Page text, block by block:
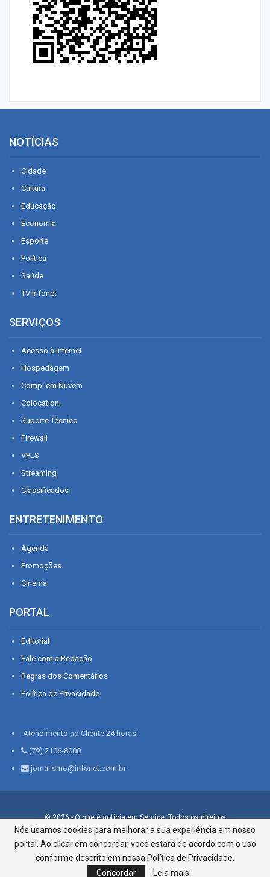
NOTÍCIAS
Cidade
Cultura
Educação
Economia
Esporte
Política
Saúde
TV Infonet
SERVIÇOS
Acesso à Internet
Hospedagem
Comp. em Nuvem
Colocation
Suporte Técnico
Firewall
VPLS
Streaming
Classificados
ENTRETENIMENTO
Agenda
Promoções
Cinema
PORTAL
Editorial
Fale com a Redação
Regras dos Comentários
Política de Privacidade
Atendimento ao Cliente 24 horas:
(79) 2106-8000
jornalismo@infonet.com.br
© 2026 - O que é notícia em Sergipe. Todos os direitos
reservados.
Infonet - Rua Monsenhor Silveira 276, Bairro São José |
Aracaju-SE, CEP 49015-030, Fone: 79.2106.8000 - CI Centro de
Informações LTDA
Nós usamos cookies para melhorar a sua experiência em nosso
portal. Ao clicar em concordar, você estará de acordo com o uso
conforme descrito em nossa Política de Privacidade.
Concordar
Leia mais